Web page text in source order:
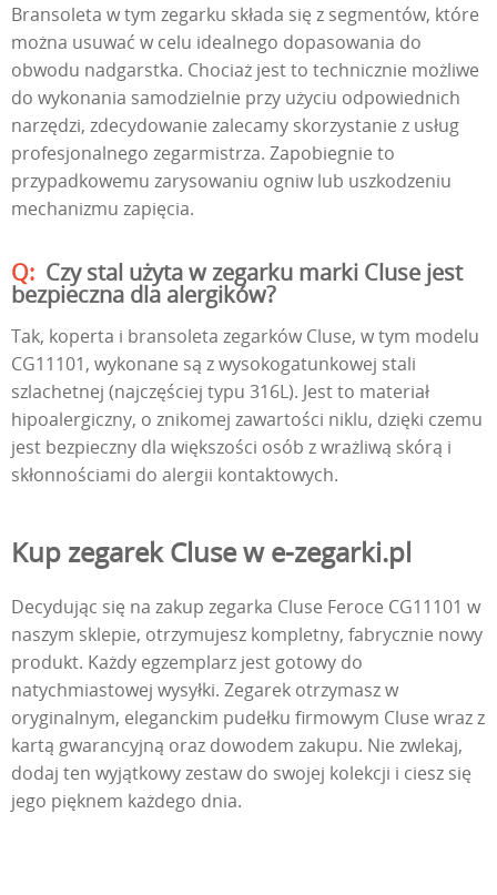
Bransoleta w tym zegarku składa się z segmentów, które
można usuwać w celu idealnego dopasowania do
obwodu nadgarstka. Chociaż jest to technicznie możliwe
do wykonania samodzielnie przy użyciu odpowiednich
narzędzi, zdecydowanie zalecamy skorzystanie z usług
profesjonalnego zegarmistrza. Zapobiegnie to
przypadkowemu zarysowaniu ogniw lub uszkodzeniu
mechanizmu zapięcia.
Czy stal użyta w zegarku marki Cluse jest
bezpieczna dla alergików?
Tak, koperta i bransoleta zegarków Cluse, w tym modelu
CG11101, wykonane są z wysokogatunkowej stali
szlachetnej (najczęściej typu 316L). Jest to materiał
hipoalergiczny, o znikomej zawartości niklu, dzięki czemu
jest bezpieczny dla większości osób z wrażliwą skórą i
skłonnościami do alergii kontaktowych.
Kup zegarek Cluse w e-zegarki.pl
Decydując się na zakup zegarka Cluse Feroce CG11101 w
naszym sklepie, otrzymujesz kompletny, fabrycznie nowy
produkt. Każdy egzemplarz jest gotowy do
natychmiastowej wysyłki. Zegarek otrzymasz w
oryginalnym, eleganckim pudełku firmowym Cluse wraz z
kartą gwarancyjną oraz dowodem zakupu. Nie zwlekaj,
dodaj ten wyjątkowy zestaw do swojej kolekcji i ciesz się
jego pięknem każdego dnia.